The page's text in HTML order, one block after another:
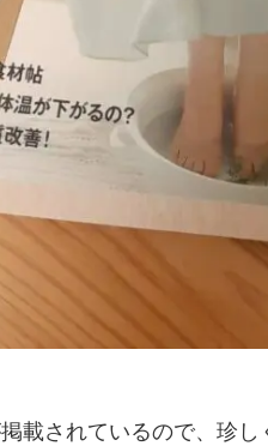
載されているので、珍し